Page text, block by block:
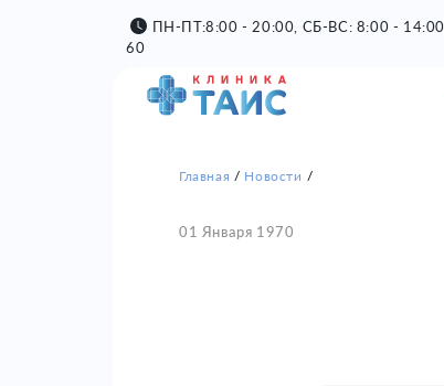
ПН-ПТ:8:00 - 20:00, СБ-ВС: 8:00 - 14:00
60
Главная Новости
01 Января 1970